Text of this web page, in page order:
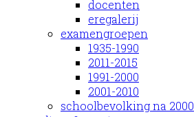
docenten
eregalerij
examengroepen
1935-1990
2011-2015
1991-2000
2001-2010
schoolbevolking na 2000